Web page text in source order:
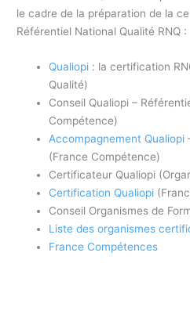
le cadre de la préparation de la
Référentiel National Qualité RNQ :
Qualiopi : la certification
Qualité)
Conseil Qualiopi –
Compétence)
Accompagnement Qualiopi
(France Compétence)
Certificateur Qualiopi
Certification Qualiopi
Conseil Organismes de
Liste des organismes
France Compétences